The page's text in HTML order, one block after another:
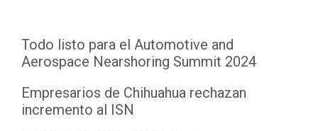
Todo listo para el Automotive and
Aerospace Nearshoring Summit 2024
Empresarios de Chihuahua rechazan
incremento al ISN